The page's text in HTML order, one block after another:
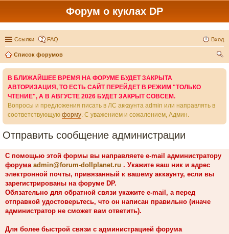
Форум о куклах DP
Ссылки FAQ Вход
Список форумов
В БЛИЖАЙШЕЕ ВРЕМЯ НА ФОРУМЕ БУДЕТ ЗАКРЫТА
АВТОРИЗАЦИЯ, ТО ЕСТЬ САЙТ ПЕРЕЙДЕТ В РЕЖИМ "ТОЛЬКО
ЧТЕНИЕ", А В АВГУСТЕ 2026 БУДЕТ ЗАКРЫТ СОВСЕМ.
Вопросы и предложения писать в ЛС аккаунта admin или направлять в
соответствующую форму. С уважением и сожалением, Админ.
Отправить сообщение администрации
С помощью этой формы вы направляете e-mail администратору
форума admin@forum-dollplanet.ru . Укажите ваш ник и адрес
электронной почты, привязанный к вашему аккаунту, если вы
зарегистрированы на форуме DP.
Обязательно для обратной связи укажите e-mail, а перед
отправкой удостоверьтесь, что он написан правильно (иначе
администратор не сможет вам ответить).
Для более быстрой связи с администрацией форума